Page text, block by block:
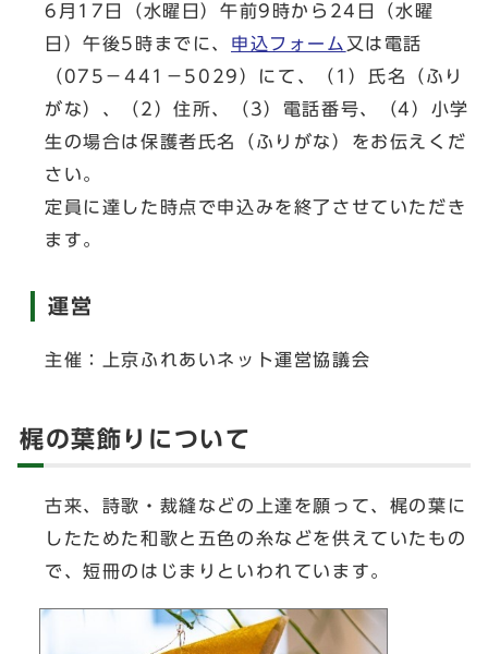
6月17日（水曜日）午前9時から24日（水曜
日）午後5時までに、 申込フォーム 又は電話
（075－441－5029）にて、（1）氏名（ふり
がな）、（2）住所、（3）電話番号、（4）小学
生の場合は保護者氏名（ふりがな）をお伝えくだ
さい。
定員に達した時点で申込みを終了させていただき
ます。
運営
主催：上京ふれあいネット運営協議会
梶の葉飾りについて
古来、詩歌・裁縫などの上達を願って、梶の葉に
したためた和歌と五色の糸などを供えていたもの
で、短冊のはじまりといわれています。